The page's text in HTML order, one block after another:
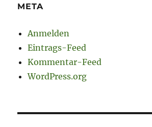
META
Anmelden
Eintrags-Feed
Kommentar-Feed
WordPress.org